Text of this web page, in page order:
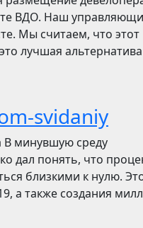
ВДО. Наш
Мы считаем, что этот
лучшая альтернатива
svidaniy
В минувшую среду
дал понять, что
близкими к нулю.
а также создания